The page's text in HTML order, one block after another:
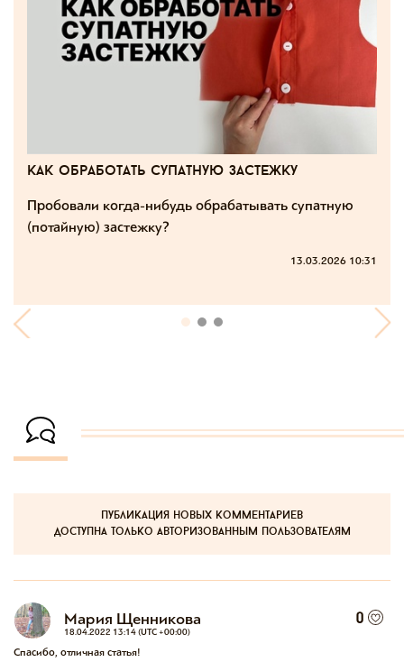
как обработать супатную застежку
Пробовали когда-нибудь обрабатывать супатную
(потайную) застежку?
13.03.2026 10:31
публикация новых комментариев
доступна только авторизованным пользователям
Мария Щенникова
18.04.2022 13:14 (UTC +00:00)
0
Спасибо, отличная статья!